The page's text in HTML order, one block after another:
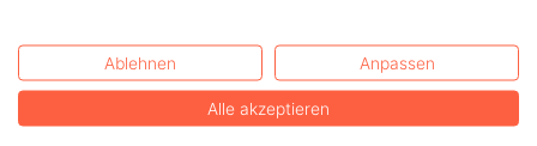
Ablehnen Anpassen
Alle akzeptieren